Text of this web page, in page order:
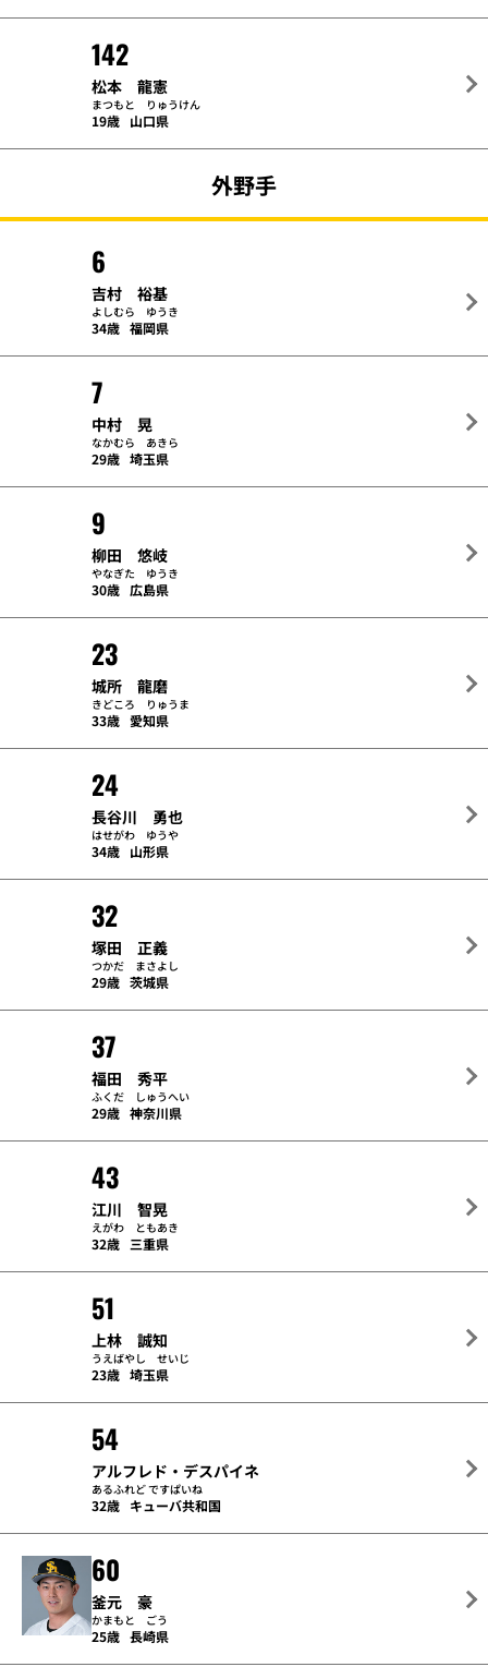
142
松本 龍憲
まつもと りゅうけん
19歳 山口県
外野手
6
吉村 裕基
よしむら ゆうき
34歳 福岡県
7
中村 晃
なかむら あきら
29歳 埼玉県
9
柳田 悠岐
やなぎた ゆうき
30歳 広島県
23
城所 龍磨
きどころ りゅうま
33歳 愛知県
24
長谷川 勇也
はせがわ ゆうや
34歳 山形県
32
塚田 正義
つかだ まさよし
29歳 茨城県
37
福田 秀平
ふくだ しゅうへい
29歳 神奈川県
43
江川 智晃
えがわ ともあき
32歳 三重県
51
上林 誠知
うえばやし せいじ
23歳 埼玉県
54
アルフレド・デスパイネ
あるふれど ですぱいね
32歳 キューバ共和国
60
釜元 豪
かまもと ごう
25歳 長崎県